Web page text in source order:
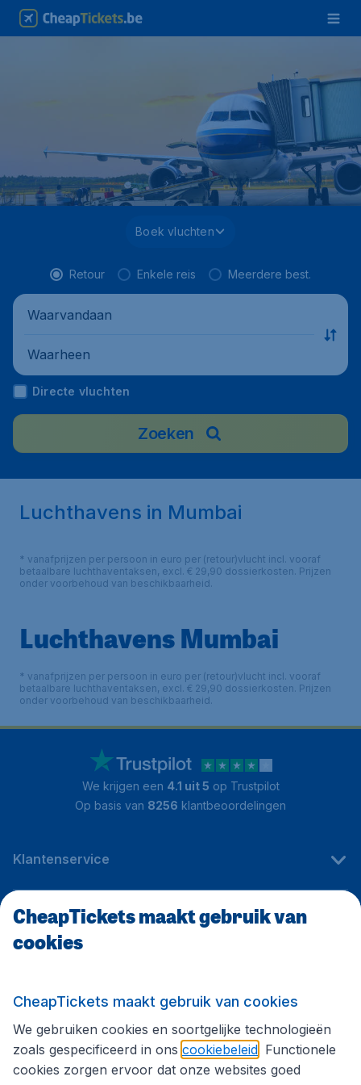
Boek vluchten
Retour Enkele reis Meerdere best.
Waarvandaan
Waarheen
Directe vluchten
Zoeken
Luchthavens in Mumbai
* vanafprijzen per persoon in euro per (retour)vlucht incl. vooraf
betaalbare luchthaventaksen, excl. € 29,90 dossierkosten. Prijzen
onder voorbehoud van beschikbaarheid.
Luchthavens Mumbai
* vanafprijzen per persoon in euro per (retour)vlucht incl. vooraf
betaalbare luchthaventaksen, excl. € 29,90 dossierkosten. Prijzen
onder voorbehoud van beschikbaarheid.
We krijgen een 4.1 uit 5 op Trustpilot
Op basis van 8256 klantbeoordelingen
Klantenservice
CheapTickets.be
Volg CheapTickets.be
CheapTickets maakt gebruik van
cookies
CheapTickets maakt gebruik van cookies
We gebruiken cookies en soortgelijke technologieën
zoals gespecificeerd in ons cookiebeleid . Functionele
cookies zorgen ervoor dat onze websites goed